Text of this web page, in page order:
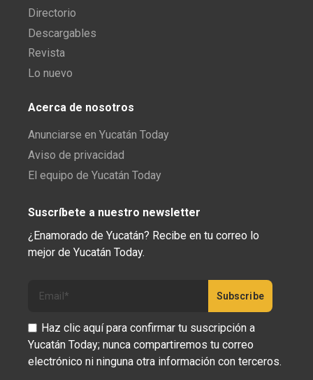
Directorio
Descargables
Revista
Lo nuevo
Acerca de nosotros
Anunciarse en Yucatán Today
Aviso de privacidad
El equipo de Yucatán Today
Suscríbete a nuestro newsletter
¿Enamorado de Yucatán? Recibe en tu correo lo
mejor de Yucatán Today.
Haz clic aquí para confirmar tu suscripción a
Yucatán Today; nunca compartiremos tu correo
electrónico ni ninguna otra información con terceros.